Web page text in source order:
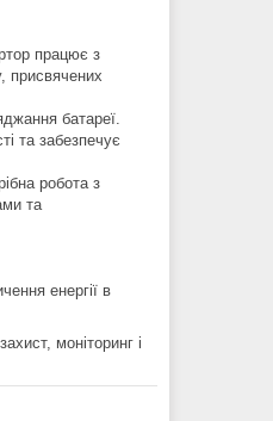
працює з
присвячених
батареї.
та забезпечує
робота з
та
енергії в
моніторинг і